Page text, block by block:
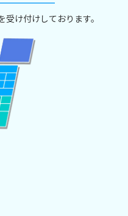
け付けしております。